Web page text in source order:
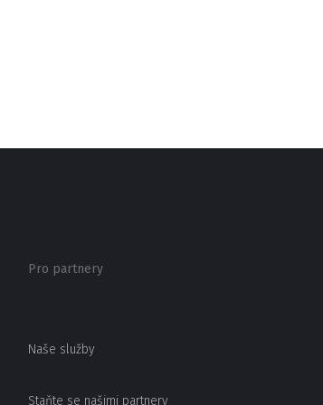
Pro partnery
Naše služby
Staňte se našimi partnery